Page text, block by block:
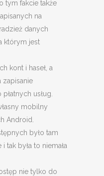
tym fakcie także
na
danych
którym jest
kont i haseł, a
zapisanie
usług.
mobilny
Android.
było tam
tak była to niemała
nie tylko do